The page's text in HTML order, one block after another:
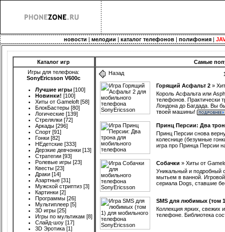
новости |мелодии |каталог телефонов |полифония |
Каталог игр
Игры для телефона:
SonyEricsson V600c
Лучшие игры [100]
Новинки! [100]
Хиты от Gameloft [58]
БлокБастеры [80]
Логические [139]
Стрелялки [72]
Аркады [296]
Спорт [91]
Гонки [82]
НЕдетские [333]
Дерзкие девчонки [13]
Стратегии [93]
Ролевые игры [23]
Квесты [23]
Драки [14]
Азартные [31]
Мужской стриптиз [3]
Картинки [2]
Программы [26]
Мультиплеер [5]
3D игры [25]
Игры по мультикам [8]
Слайд-шоу [17]
3D Эротика [1]
Самые
Назад
Горящий Асфальт 2 »
Король Асфальта или
телефонов. Практически
Лондона до Багдада. Вы
твоей машины!
Принц Персии: Два
Принц Персии снова
колеснице (безумные
игра про Принца Персии
Собачки » Хиты от
Уникальный и подробный
мытьем в ванной.
сериала Dogs, ставшие
SMS для любимых (том
Коллекция ярких, свежих
телефоне. Библиотека